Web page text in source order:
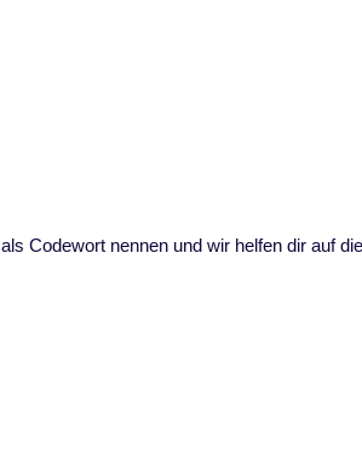
als Codewort nennen und wir helfen dir auf